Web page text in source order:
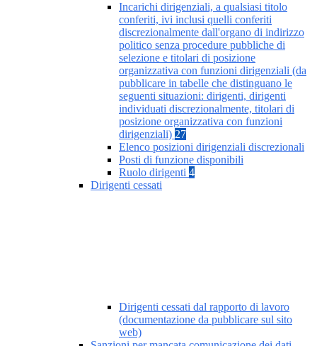
Incarichi dirigenziali, a qualsiasi titolo
conferiti, ivi inclusi quelli conferiti
discrezionalmente dall'organo di indirizzo
politico senza procedure pubbliche di
selezione e titolari di posizione
organizzativa con funzioni dirigenziali (da
pubblicare in tabelle che distinguano le
seguenti situazioni: dirigenti, dirigenti
individuati discrezionalmente, titolari di
posizione organizzativa con funzioni
dirigenziali) 27
Elenco posizioni dirigenziali discrezionali
Posti di funzione disponibili
Ruolo dirigenti 4
Dirigenti cessati
Dirigenti cessati dal rapporto di lavoro
(documentazione da pubblicare sul sito
web)